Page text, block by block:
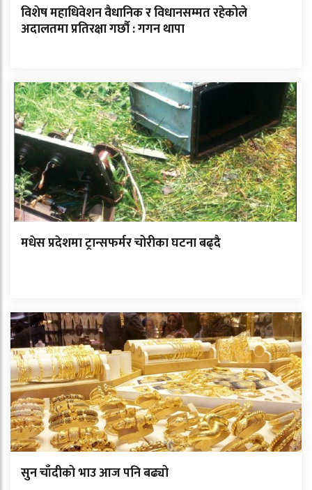
विशेष महाधिवेशन वैधानिक र विधानसम्मत रहेकोले
अदालतमा प्रतिरक्षा गर्छौ : गगन थापा
मधेस प्रदेशमा ट्रान्सफर्मर चोरीका घटना बढ्दै
सुन चाँदीको भाउ आज पनि बढ्यो